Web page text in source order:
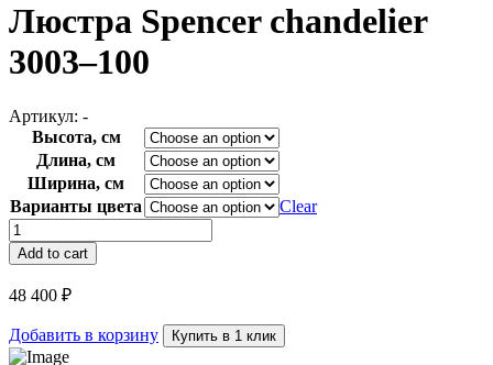
Люстра Spencer chandelier
3003–100
Артикул: -
Высота, см
Длина, см
Ширина, см
Варианты цвета
Clear
Люстра
Spencer
chandelier
3003–
100
quantity
Add to cart
48 400 ₽
Добавить в корзину Купить в 1 клик